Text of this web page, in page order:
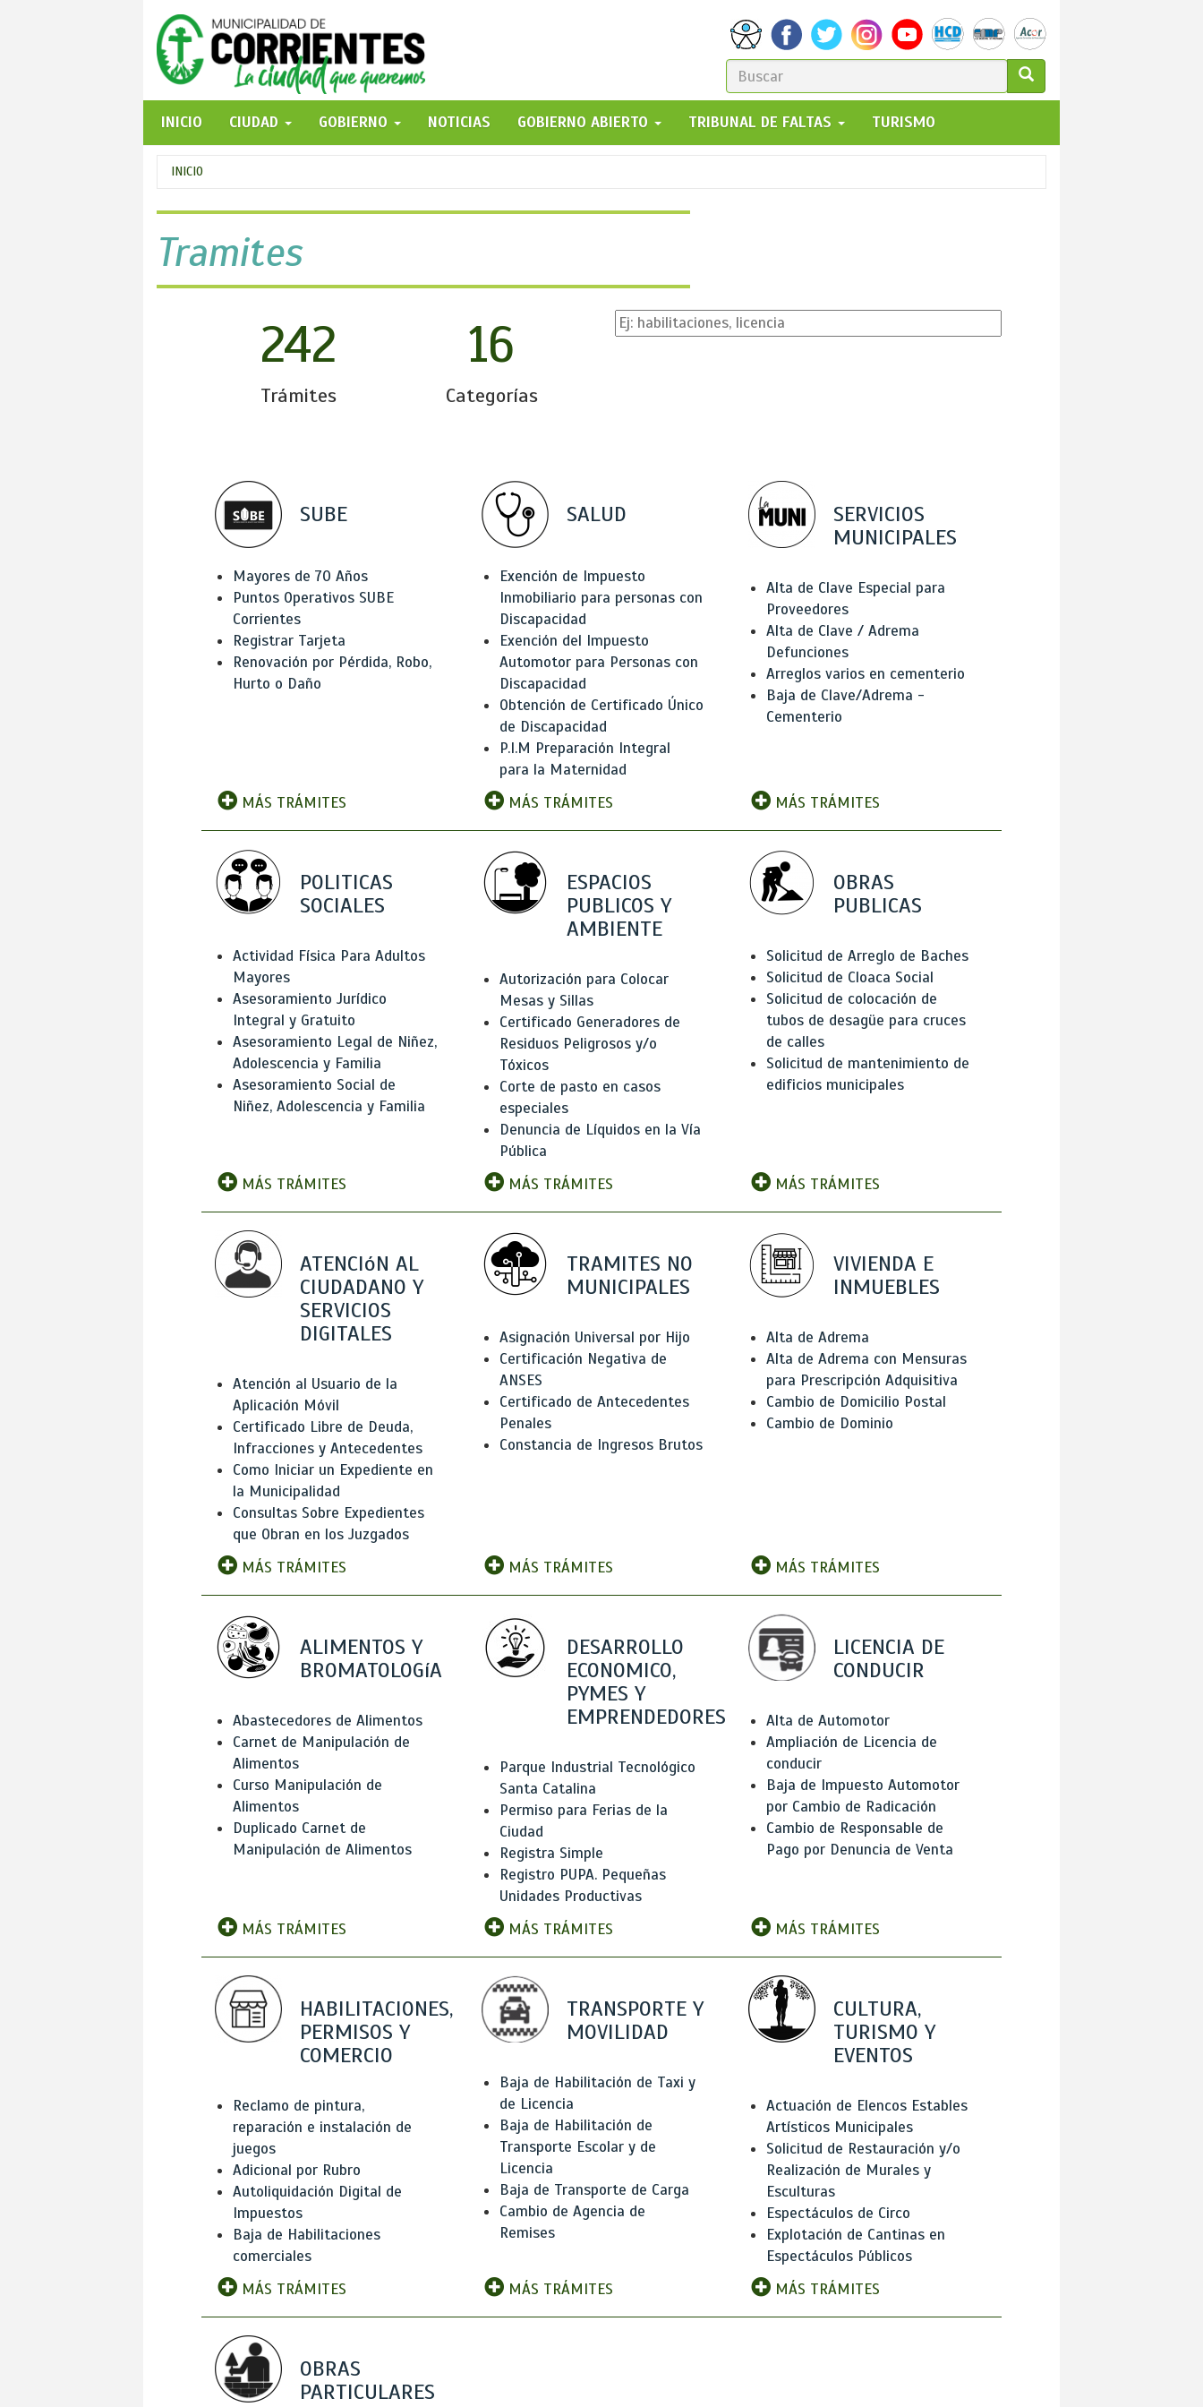
FORMULARIO
DE
BÚSQUEDA
GO!
INICIO
CIUDAD GOBIERNO NOTICIAS GOBIERNO ABIERTO TRIBUNAL DE FALTAS TURISMO
Se
encuentra
usted
aquí
INICIO
Tramites
242
Trámites
16
Categorías
SUBE
Mayores de 70 Años
Puntos Operativos SUBE
Corrientes
Registrar Tarjeta
Renovación por Pérdida, Robo,
Hurto o Daño
MÁS TRÁMITES
SALUD
Exención de Impuesto
Inmobiliario para personas con
Discapacidad
Exención del Impuesto
Automotor para Personas con
Discapacidad
Obtención de Certificado Único
de Discapacidad
P.I.M Preparación Integral
para la Maternidad
MÁS TRÁMITES
SERVICIOS
MUNICIPALES
Alta de Clave Especial para
Proveedores
Alta de Clave / Adrema
Defunciones
Arreglos varios en cementerio
Baja de Clave/Adrema -
Cementerio
MÁS TRÁMITES
POLITICAS
SOCIALES
Actividad Física Para Adultos
Mayores
Asesoramiento Jurídico
Integral y Gratuito
Asesoramiento Legal de Niñez,
Adolescencia y Familia
Asesoramiento Social de
Niñez, Adolescencia y Familia
MÁS TRÁMITES
ESPACIOS
PUBLICOS Y
AMBIENTE
Autorización para Colocar
Mesas y Sillas
Certificado Generadores de
Residuos Peligrosos y/o
Tóxicos
Corte de pasto en casos
especiales
Denuncia de Líquidos en la Vía
Pública
MÁS TRÁMITES
OBRAS
PUBLICAS
Solicitud de Arreglo de Baches
Solicitud de Cloaca Social
Solicitud de colocación de
tubos de desagüe para cruces
de calles
Solicitud de mantenimiento de
edificios municipales
MÁS TRÁMITES
ATENCIóN AL
CIUDADANO Y
SERVICIOS
DIGITALES
Atención al Usuario de la
Aplicación Móvil
Certificado Libre de Deuda,
Infracciones y Antecedentes
Como Iniciar un Expediente en
la Municipalidad
Consultas Sobre Expedientes
que Obran en los Juzgados
MÁS TRÁMITES
TRAMITES NO
MUNICIPALES
Asignación Universal por Hijo
Certificación Negativa de
ANSES
Certificado de Antecedentes
Penales
Constancia de Ingresos Brutos
MÁS TRÁMITES
VIVIENDA E
INMUEBLES
Alta de Adrema
Alta de Adrema con Mensuras
para Prescripción Adquisitiva
Cambio de Domicilio Postal
Cambio de Dominio
MÁS TRÁMITES
ALIMENTOS Y
BROMATOLOGíA
Abastecedores de Alimentos
Carnet de Manipulación de
Alimentos
Curso Manipulación de
Alimentos
Duplicado Carnet de
Manipulación de Alimentos
MÁS TRÁMITES
DESARROLLO
ECONOMICO,
PYMES Y
EMPRENDEDORES
Parque Industrial Tecnológico
Santa Catalina
Permiso para Ferias de la
Ciudad
Registra Simple
Registro PUPA. Pequeñas
Unidades Productivas
MÁS TRÁMITES
LICENCIA DE
CONDUCIR
Alta de Automotor
Ampliación de Licencia de
conducir
Baja de Impuesto Automotor
por Cambio de Radicación
Cambio de Responsable de
Pago por Denuncia de Venta
MÁS TRÁMITES
HABILITACIONES,
PERMISOS Y
COMERCIO
Reclamo de pintura,
reparación e instalación de
juegos
Adicional por Rubro
Autoliquidación Digital de
Impuestos
Baja de Habilitaciones
comerciales
MÁS TRÁMITES
TRANSPORTE Y
MOVILIDAD
Baja de Habilitación de Taxi y
de Licencia
Baja de Habilitación de
Transporte Escolar y de
Licencia
Baja de Transporte de Carga
Cambio de Agencia de
Remises
MÁS TRÁMITES
CULTURA,
TURISMO Y
EVENTOS
Actuación de Elencos Estables
Artísticos Municipales
Solicitud de Restauración y/o
Realización de Murales y
Esculturas
Espectáculos de Circo
Explotación de Cantinas en
Espectáculos Públicos
MÁS TRÁMITES
OBRAS
PARTICULARES